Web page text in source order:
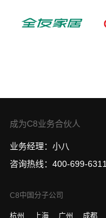
成为C8业务合伙人
业务经理：小八
咨询热线：400-699-6311
C8中国分子公司
杭州 上海 广州 成都